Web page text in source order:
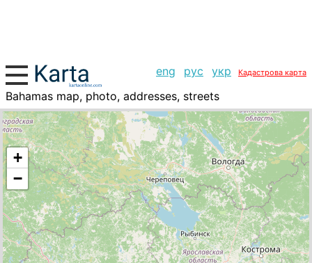
eng рус укр Кадастрова карта
Bahamas map, photo, addresses, streets
+
−